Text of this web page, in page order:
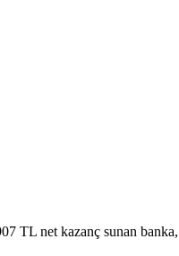
TL net kazanç sunan